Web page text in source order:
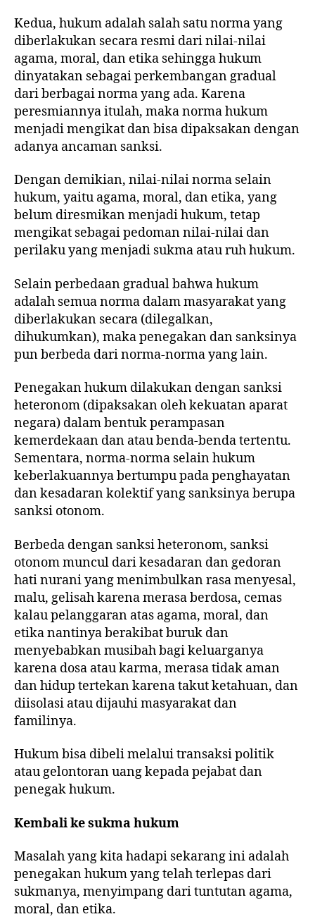
Kedua, hukum adalah salah satu norma yang
diberlakukan secara resmi dari nilai-nilai
agama, moral, dan etika sehingga hukum
dinyatakan sebagai perkembangan gradual
dari berbagai norma yang ada. Karena
peresmiannya itulah, maka norma hukum
menjadi mengikat dan bisa dipaksakan dengan
adanya ancaman sanksi.
Dengan demikian, nilai-nilai norma selain
hukum, yaitu agama, moral, dan etika, yang
belum diresmikan menjadi hukum, tetap
mengikat sebagai pedoman nilai-nilai dan
perilaku yang menjadi sukma atau ruh hukum.
Selain perbedaan gradual bahwa hukum
adalah semua norma dalam masyarakat yang
diberlakukan secara (dilegalkan,
dihukumkan), maka penegakan dan sanksinya
pun berbeda dari norma-norma yang lain.
Penegakan hukum dilakukan dengan sanksi
heteronom (dipaksakan oleh kekuatan aparat
negara) dalam bentuk perampasan
kemerdekaan dan atau benda-benda tertentu.
Sementara, norma-norma selain hukum
keberlakuannya bertumpu pada penghayatan
dan kesadaran kolektif yang sanksinya berupa
sanksi otonom.
Berbeda dengan sanksi heteronom, sanksi
otonom muncul dari kesadaran dan gedoran
hati nurani yang menimbulkan rasa menyesal,
malu, gelisah karena merasa berdosa, cemas
kalau pelanggaran atas agama, moral, dan
etika nantinya berakibat buruk dan
menyebabkan musibah bagi keluarganya
karena dosa atau karma, merasa tidak aman
dan hidup tertekan karena takut ketahuan, dan
diisolasi atau dijauhi masyarakat dan
familinya.
Hukum bisa dibeli melalui transaksi politik
atau gelontoran uang kepada pejabat dan
penegak hukum.
Kembali ke sukma hukum
Masalah yang kita hadapi sekarang ini adalah
penegakan hukum yang telah terlepas dari
sukmanya, menyimpang dari tuntutan agama,
moral, dan etika.